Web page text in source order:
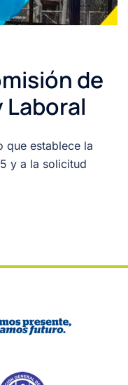
de
Laboral
que establece la
y a la solicitud